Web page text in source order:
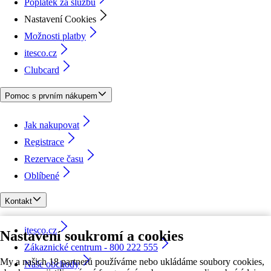
Nastavení soukromí a cookies
My a našich 18 partnerů používáme nebo ukládáme soubory cookies,
Poplatek za službu
Nastavení Cookies
Možnosti platby
itesco.cz
Clubcard
Pomoc s prvním nákupem
Jak nakupovat
Registrace
Rezervace času
Oblíbené
Kontakt
itesco.cz
Zákaznické centrum - 800 222 555
Naše obchody